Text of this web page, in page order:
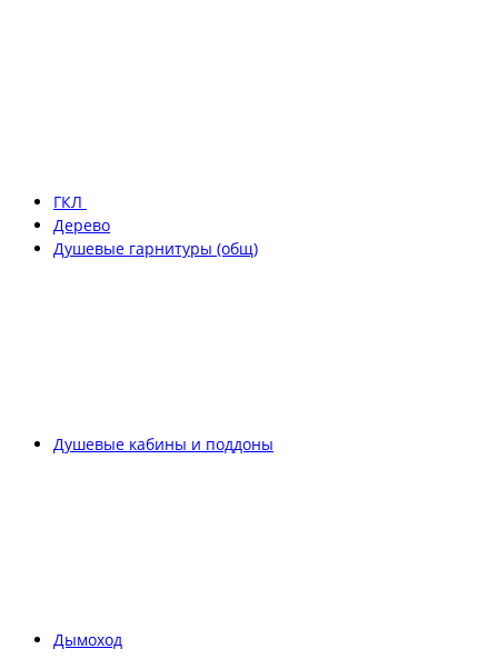
ГКЛ
Дерево
Душевые гарнитуры (общ)
Душевые кабины и поддоны
Дымоход